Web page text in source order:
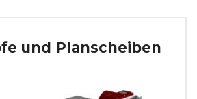
und Planscheiben